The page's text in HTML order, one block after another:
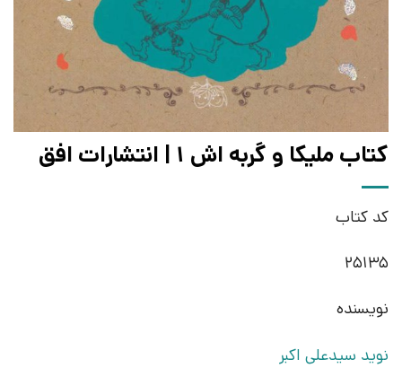
کتاب ملیکا و گربه اش 1 | انتشارات افق
کد کتاب
25135
نویسنده
نوید سیدعلی اکبر